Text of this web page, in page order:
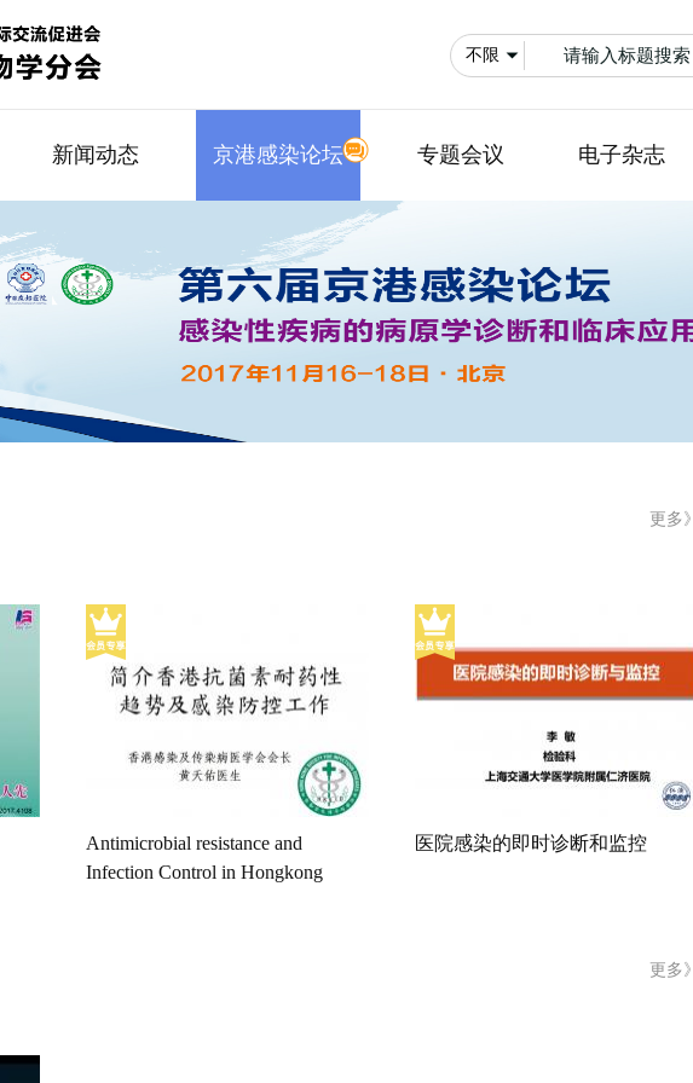
新闻动态 京港感染论坛 专题会议 电子杂志
更多》
Antimicrobial resistance and
Infection Control in Hongkong
医院感染的即时诊断和监控
更多》